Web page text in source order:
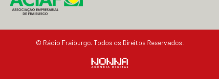
© Rádio Fraiburgo. Todos os Direitos Reservados.